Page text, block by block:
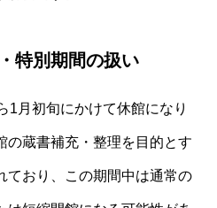
特別期間の扱い
1月初旬にかけて休館になり
の蔵書補充・整理を目的とす
ており、この期間中は通常の